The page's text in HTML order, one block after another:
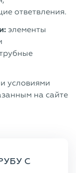
ответвления.
элементы
условиями
на сайте
С